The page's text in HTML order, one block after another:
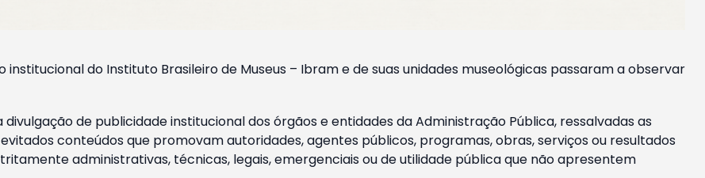
institucional do Instituto Brasileiro de Museus – Ibram e de suas unidades museológicas passaram a observar
de publicidade institucional dos órgãos e entidades da Administração Pública, ressalvadas as
conteúdos que promovam autoridades, agentes públicos, programas, obras, serviços ou resultados
administrativas, técnicas, legais, emergenciais ou de utilidade pública que não apresentem